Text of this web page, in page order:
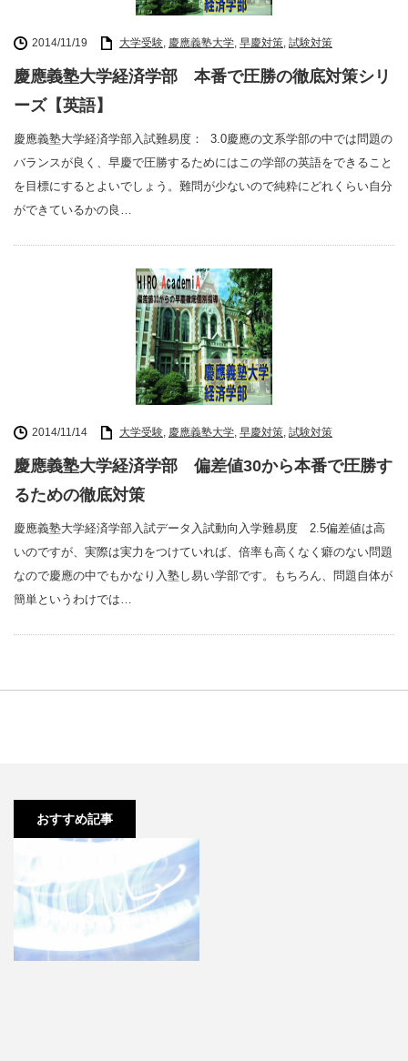
2014/11/19 大学受験, 慶應義塾大学, 早慶対策, 試験対策
慶應義塾大学経済学部 本番で圧勝の徹底対策シリ
ーズ【英語】
慶應義塾大学経済学部入試難易度： 3.0慶應の文系学部の中では問題の
バランスが良く、早慶で圧勝するためにはこの学部の英語をできること
を目標にするとよいでしょう。難問が少ないので純粋にどれくらい自分
ができているかの良…
2014/11/14 大学受験, 慶應義塾大学, 早慶対策, 試験対策
慶應義塾大学経済学部 偏差値30から本番で圧勝す
るための徹底対策
慶應義塾大学経済学部入試データ入試動向入学難易度 2.5偏差値は高
いのですが、実際は実力をつけていれば、倍率も高くなく癖のない問題
なので慶應の中でもかなり入塾し易い学部です。もちろん、問題自体が
簡単というわけでは…
おすすめ記事